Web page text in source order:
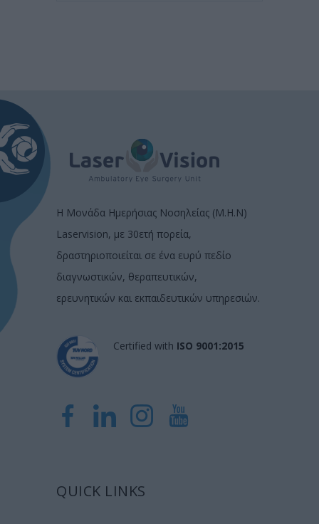
Η Μονάδα Ημερήσιας Νοσηλείας (Μ.Η.Ν)
Laservision, με 30ετή πορεία,
δραστηριοποιείται σε ένα ευρύ πεδίο
διαγνωστικών, θεραπευτικών,
ερευνητικών και εκπαιδευτικών υπηρεσιών.
Certified with ISO 9001:2015
QUICK LINKS